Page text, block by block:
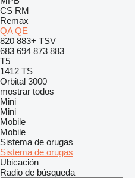
CS RM
Remax
QA QE
820 883+ TSV
683 694 873 883
T5
1412 TS
Orbital 3000
mostrar todos
Mini
Mini
Mobile
Mobile
Sistema de orugas
Sistema de orugas
Ubicación
Radio de búsqueda